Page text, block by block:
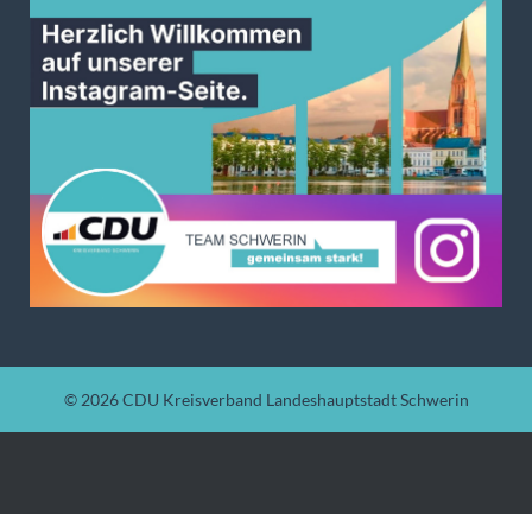
© 2026CDU Kreisverband Landeshauptstadt Schwerin